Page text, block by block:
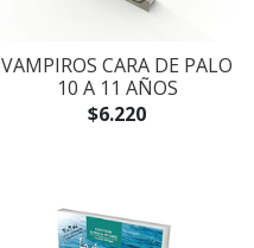
VAMPIROS CARA DE PALO
10 A 11 AÑOS
$6.220